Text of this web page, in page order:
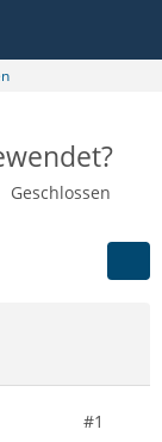
Geschlossen
#1